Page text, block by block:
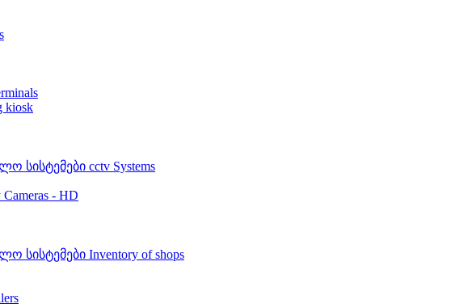
kiosk
cctv Systems
Cameras - HD
Inventory of shops